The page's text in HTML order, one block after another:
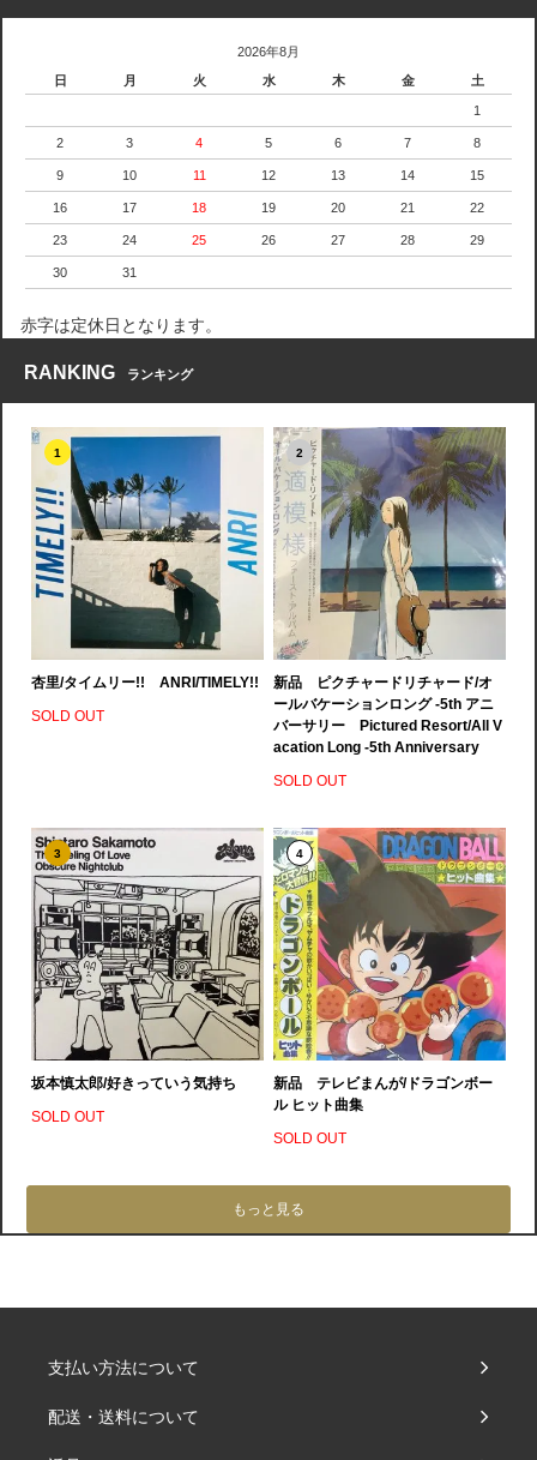
2026年8月
日
月 火 水 木 金 土
1
2 3 4 5 6 7 8
9 10 11 12 13 14 15
16 17 18 19 20 21 22
23 24 25 26 27 28 29
30 31
赤字は定休日となります。
RANKING ランキング
1
杏里/タイムリー!! ANRI/TIMELY!!
SOLD OUT
2
新品 ピクチャードリチャード/オ
ールバケーションロング -5th アニ
バーサリー Pictured Resort/All V
acation Long -5th Anniversary
SOLD OUT
3
坂本慎太郎/好きっていう気持ち
SOLD OUT
4
新品 テレビまんが/ドラゴンボー
ル ヒット曲集
SOLD OUT
もっと見る
支払い方法について
配送・送料について